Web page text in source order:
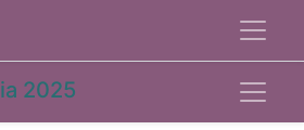
2025